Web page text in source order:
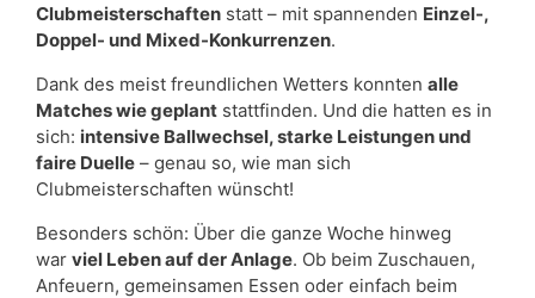
Clubmeisterschaften statt – mit spannenden Einzel-,
Doppel- und Mixed-Konkurrenzen.
Dank des meist freundlichen Wetters konnten alle
Matches wie geplant stattfinden. Und die hatten es in
sich: intensive Ballwechsel, starke Leistungen und
faire Duelle – genau so, wie man sich
Clubmeisterschaften wünscht!
Besonders schön: Über die ganze Woche hinweg
war viel Leben auf der Anlage. Ob beim Zuschauen,
Anfeuern, gemeinsamen Essen oder einfach beim